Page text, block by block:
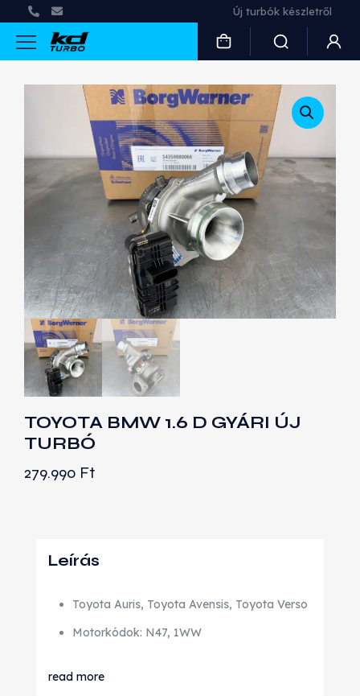
Új turbók készletről
TOYOTA BMW 1.6 D GYÁRI ÚJ
TURBÓ
279.990 Ft
Leírás
Toyota Auris, Toyota Avensis, Toyota Verso
Motorkódok: N47, 1WW
read more